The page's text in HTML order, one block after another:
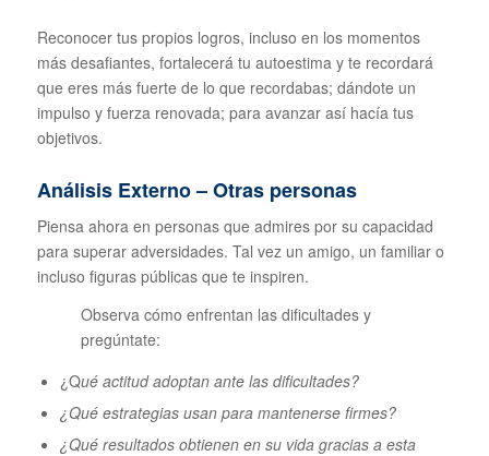
Reconocer tus propios logros, incluso en los momentos
más desafiantes, fortalecerá tu autoestima y te recordará
que eres más fuerte de lo que recordabas; dándote un
impulso y fuerza renovada; para avanzar así hacía tus
objetivos.
Análisis Externo – Otras personas
Piensa ahora en personas que admires por su capacidad
para superar adversidades. Tal vez un amigo, un familiar o
incluso figuras públicas que te inspiren.
Observa cómo enfrentan las dificultades y
pregúntate:
¿Qué actitud adoptan ante las dificultades?
¿Qué estrategias usan para mantenerse firmes?
¿Qué resultados obtienen en su vida gracias a esta